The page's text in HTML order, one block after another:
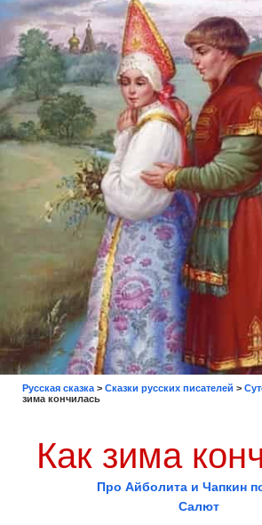
Русская сказка > Сказки русских писателей >
зима кончилась
Как зима
Про Айболита и Чапкин
Салют